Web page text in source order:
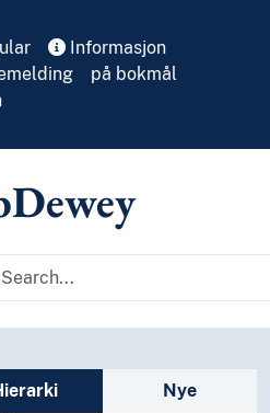
Informasjon
på bokmål
Nye